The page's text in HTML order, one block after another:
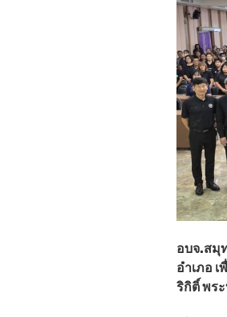
อบจ.สมุ
อำเภอ
ริกิติ์ พร